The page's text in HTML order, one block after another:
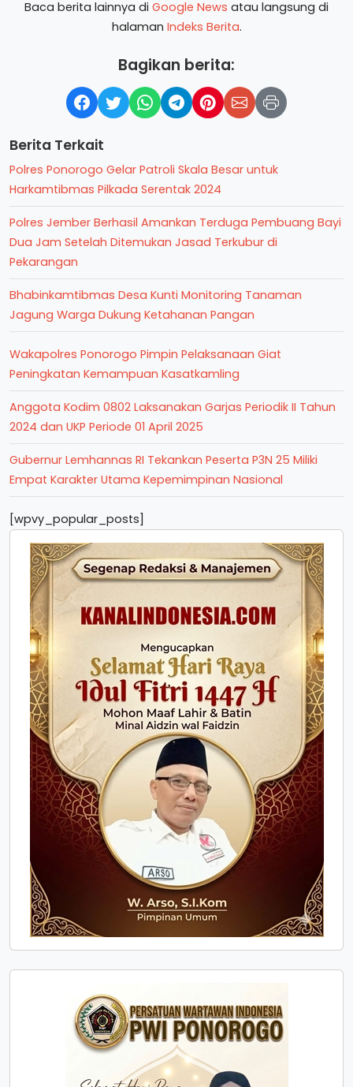
Baca berita lainnya di Google News atau langsung di
halaman Indeks Berita.
Bagikan berita:
Berita Terkait
Polres Ponorogo Gelar Patroli Skala Besar untuk
Harkamtibmas Pilkada Serentak 2024
Polres Jember Berhasil Amankan Terduga Pembuang Bayi
Dua Jam Setelah Ditemukan Jasad Terkubur di
Pekarangan
Bhabinkamtibmas Desa Kunti Monitoring Tanaman
Jagung Warga Dukung Ketahanan Pangan
Wakapolres Ponorogo Pimpin Pelaksanaan Giat
Peningkatan Kemampuan Kasatkamling
Anggota Kodim 0802 Laksanakan Garjas Periodik II Tahun
2024 dan UKP Periode 01 April 2025
Gubernur Lemhannas RI Tekankan Peserta P3N 25 Miliki
Empat Karakter Utama Kepemimpinan Nasional
[wpvy_popular_posts]